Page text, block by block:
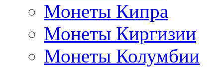
Монеты Кипра
Монеты Киргизии
Монеты Колумбии